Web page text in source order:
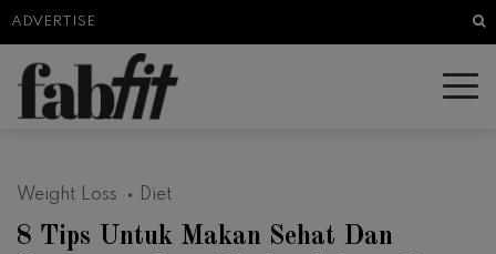
ADVERTISE
Weight Loss Diet
8 Tips Untuk Makan Sehat Dan